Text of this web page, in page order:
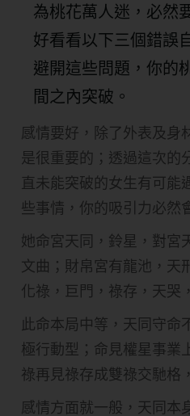
為桃花萬人迷，必然
好看看以下三個錯誤
避開這些問題，你的
間之內突破。
感情要好，除了外表及身
是很重要的；透過這次的
直未能突破的女生有可能
些事情，你的吸引力必然
她命宮天同，鈴星，對宮
文曲；財帛宮有龍池，天
化祿，巨門，祿存，天哭
此命本局中等，天同守命
極行動型；命見權星事業
祿再見祿存成雙祿交馳格
感情方面就一般，天同本